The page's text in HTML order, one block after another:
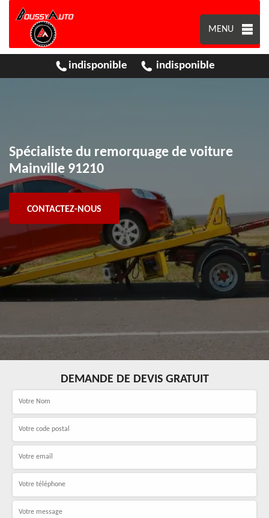
MENU
indisponible indisponible
Spécialiste du remorquage de voiture
Mainville 91210
CONTACTEZ-NOUS
DEMANDE DE DEVIS GRATUIT